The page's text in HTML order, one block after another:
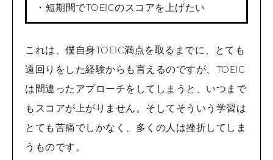
・短期間でTOEICのスコアを上げたい
これは、僕自身TOEIC満点を取るまでに、とても
遠回りをした経験からも言えるのですが、TOEIC
は間違ったアプローチをしてしまうと、いつまで
もスコアが上がりません。そしてそういう学習は
とても苦痛でしかなく、多くの人は挫折してしま
うものです。